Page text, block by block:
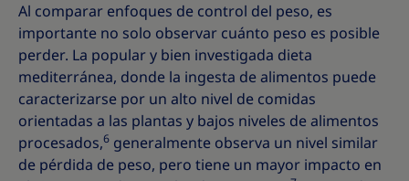
Al comparar enfoques de control del peso, es
importante no solo observar cuánto peso es posible
perder. La popular y bien investigada dieta
mediterránea, donde la ingesta de alimentos puede
caracterizarse por un alto nivel de comidas
orientadas a las plantas y bajos niveles de alimentos
procesados,6 generalmente observa un nivel similar
de pérdida de peso, pero tiene un mayor impacto en